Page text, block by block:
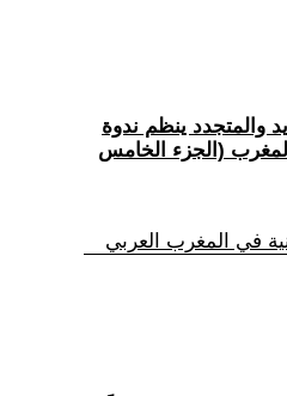
والمتجدد ينظم ندوة
(الجزء الخامس
في المغرب العربي